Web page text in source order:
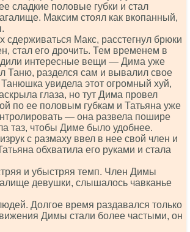
сладкие половые губки и стал
Максим стоял как вкопанный,
сдерживаться Макс, расстегнул брюки
стал его дрочить. Тем временем в
интересные вещи — Дима уже
Таню, разделся сам и вывалил свое
Танюшка увидела этот огромный хуй,
глаза, но тут Дима провел
по ее половым губкам и Татьяна уже
— она развела пошире
таз, чтобы Диме было удобнее.
с размаху ввел в нее свой член и
обхватила его руками и стала
и убыстряя темп. Член Димы
девушки, слышалось чавканье
Долгое время раздавался только
Димы стали более частыми, он